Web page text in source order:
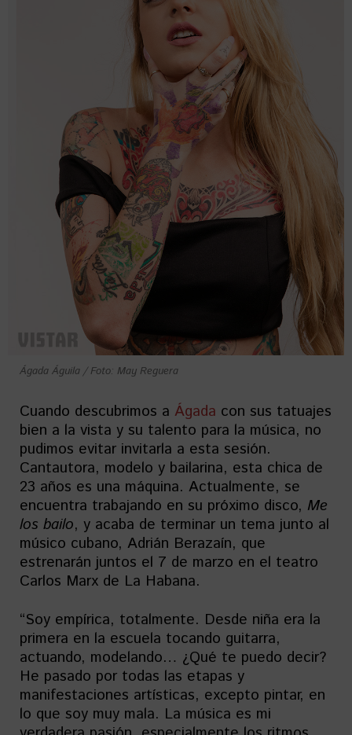
Ágada Águila / Foto: May Reguera
Cuando descubrimos a Ágada con sus tatuajes
bien a la vista y su talento para la música, no
pudimos evitar invitarla a esta sesión.
Cantautora, modelo y bailarina, esta chica de
23 años es una máquina. Actualmente, se
encuentra trabajando en su próximo disco, Me
los bailo, y acaba de terminar un tema junto al
músico cubano, Adrián Berazaín, que
estrenarán juntos el 7 de marzo en el teatro
Carlos Marx de La Habana.
“Soy empírica, totalmente. Desde niña era la
primera en la escuela tocando guitarra,
actuando, modelando… ¿Qué te puedo decir?
He pasado por todas las etapas y
manifestaciones artísticas, excepto pintar, en
lo que soy muy mala. La música es mi